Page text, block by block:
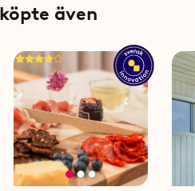
54 cm grillyta, t.ex. Weber
även